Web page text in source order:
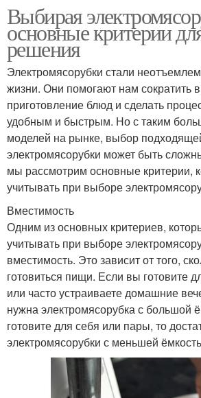
Выбирая
основные критерии
решения
Электромясорубки стали
жизни. Они помогают нам сократить
приготовление блюд и сделать
удобным и быстрым. Но с таким
моделей на рынке, выбор
электромясорубки может быть
мы рассмотрим основные критерии,
учитывать при выборе
Вместимость
Одним из основных критериев,
учитывать при выборе
вместимость. Это зависит от того,
готовиться пищи. Если вы готовите
или часто устраиваете домашние
нужна электромясорубка с большой
готовите для себя или пары, то
электромясорубки с меньшей